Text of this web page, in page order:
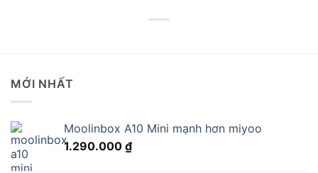
MỚI NHẤT
Moolinbox A10 Mini mạnh hơn miyoo
1.290.000 ₫